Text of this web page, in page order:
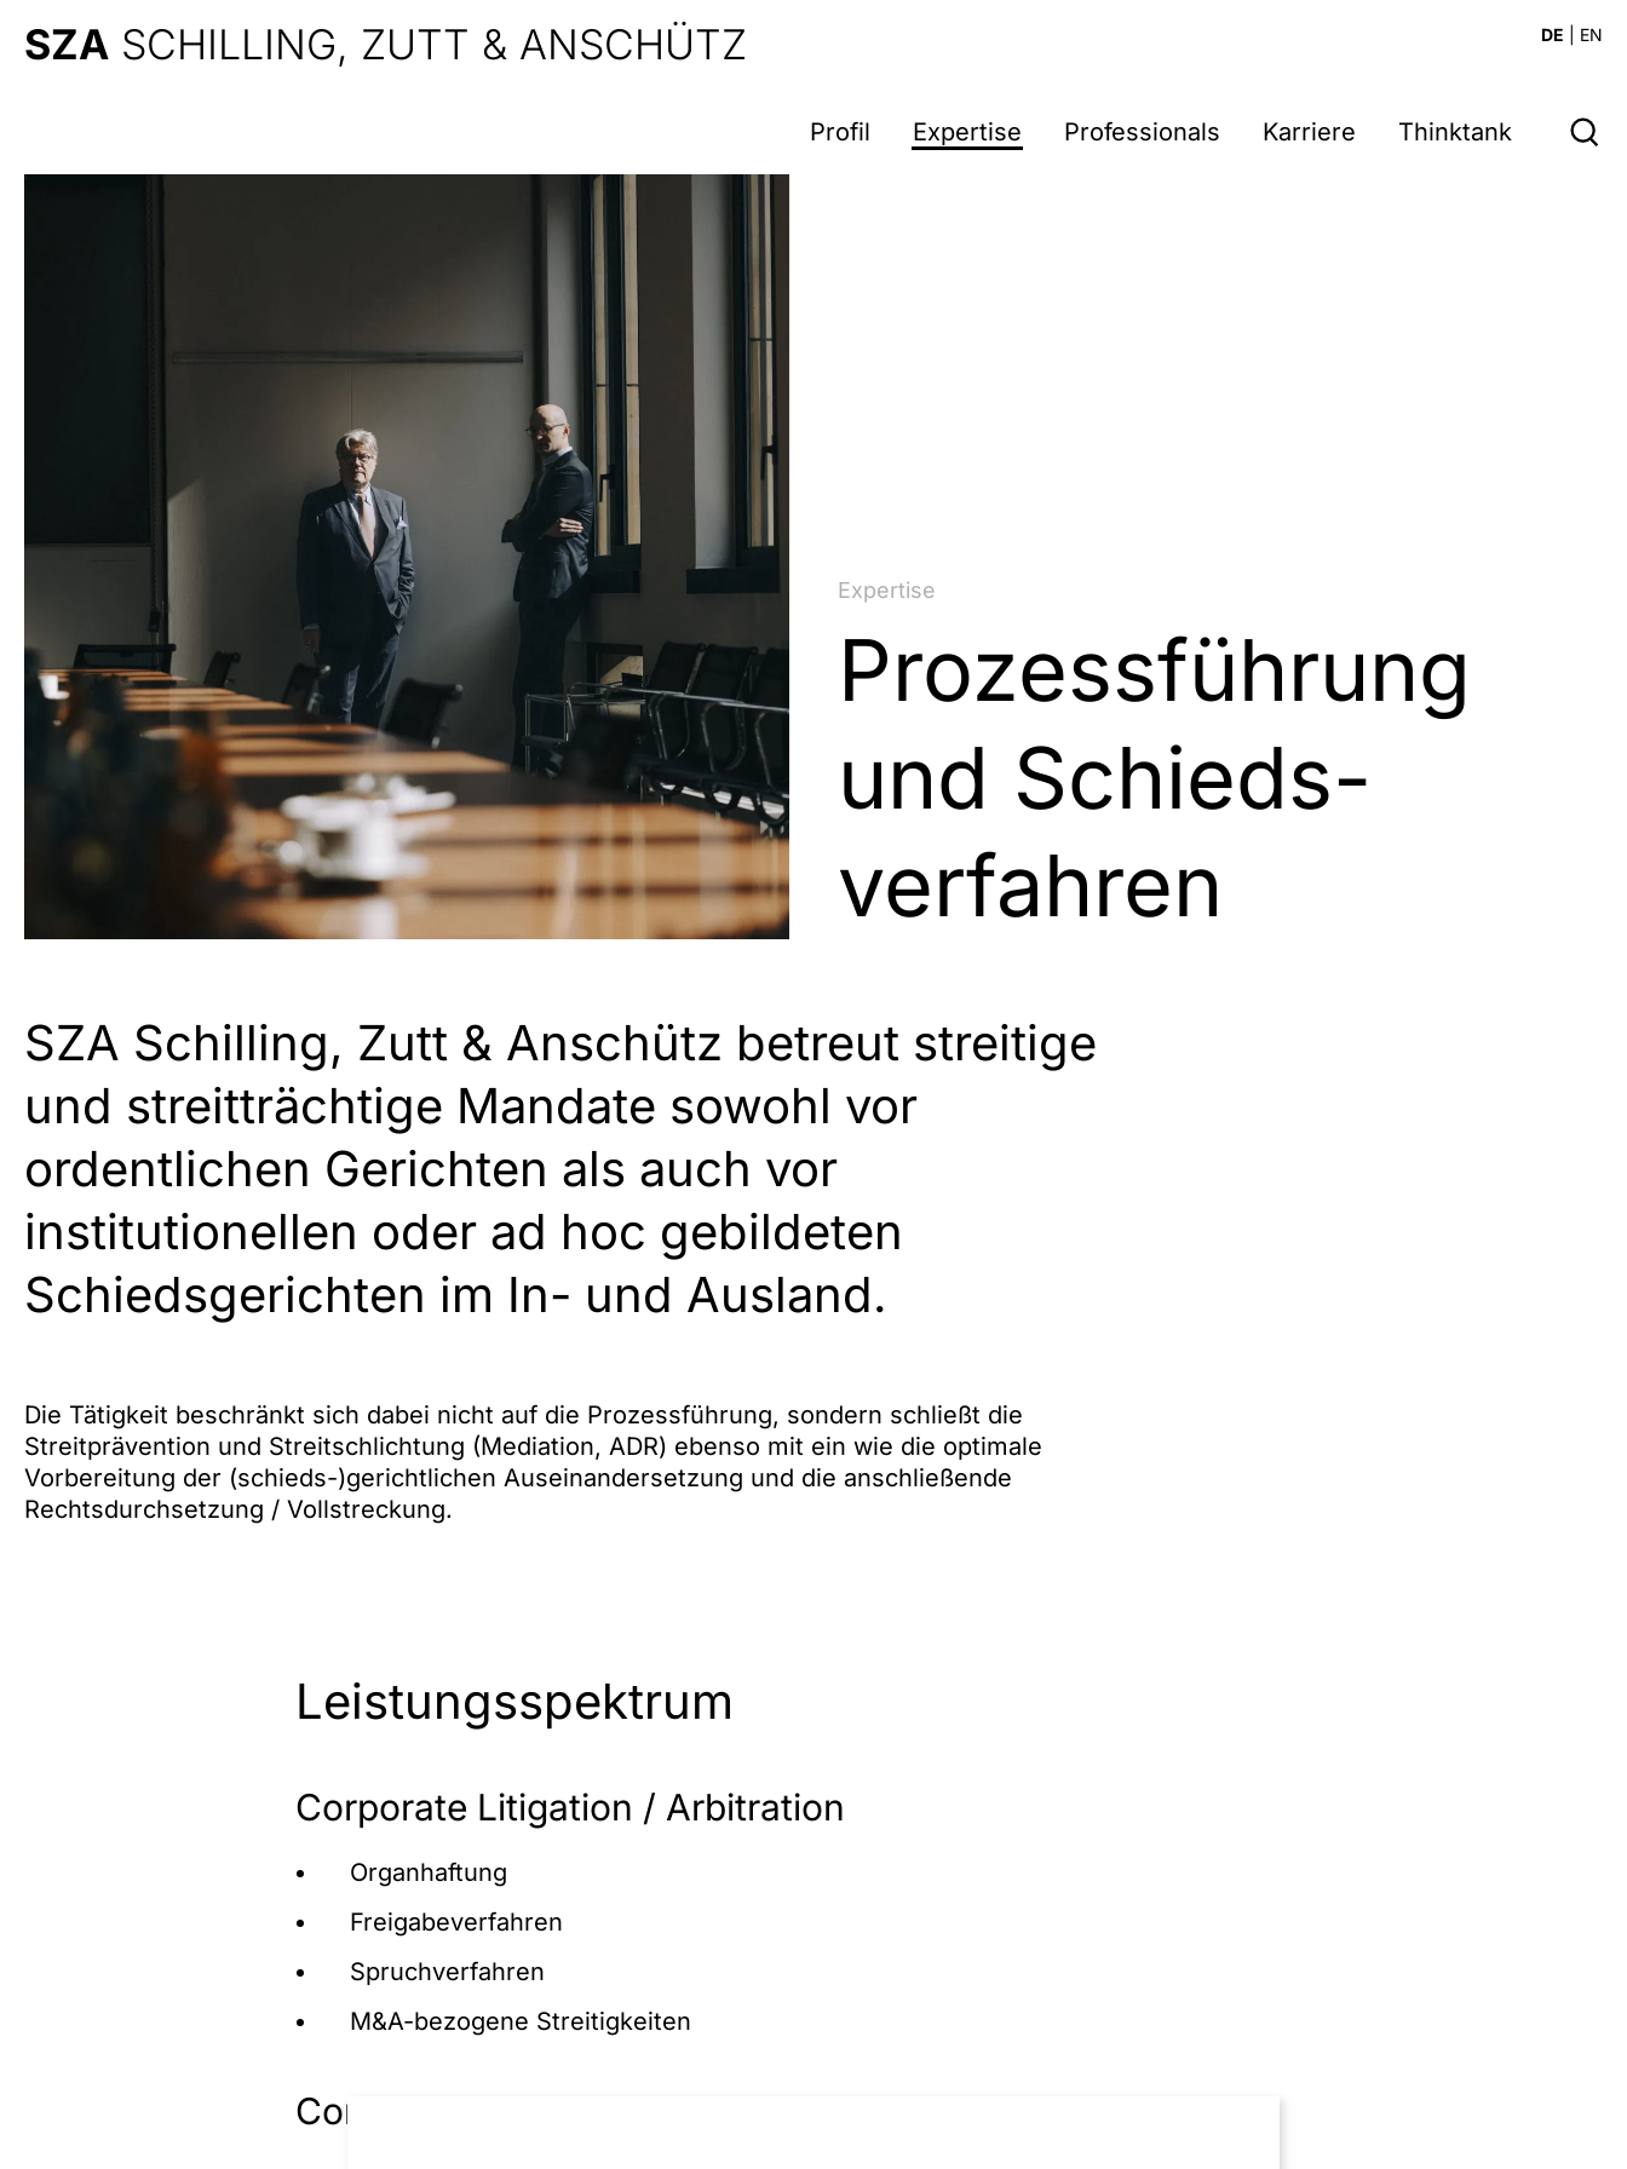
SZA SCHILLING, ZUTT & ANSCHÜTZ DE EN
Profil Expertise Professionals Karriere Thinktank
Expertise
Prozess­führung
und Schieds­
verfahren
SZA Schilling, Zutt & Anschütz betreut streitige
und streitträchtige Mandate sowohl vor
ordentlichen Gerichten als auch vor
institutionellen oder ad hoc gebildeten
Schiedsgerichten im In- und Ausland.
Die Tätigkeit beschränkt sich dabei nicht auf die Prozessführung, sondern schließt die
Streitprävention und Streitschlichtung (Mediation, ADR) ebenso mit ein wie die optimale
Vorbereitung der (schieds-)gerichtlichen Auseinandersetzung und die anschließende
Rechtsdurchsetzung / Vollstreckung.
Leistungsspektrum
Corporate Litigation / Arbitration
Organhaftung
Freigabeverfahren
Spruchverfahren
M&A-bezogene Streitigkeiten
Commercial Litigation / Arbitration